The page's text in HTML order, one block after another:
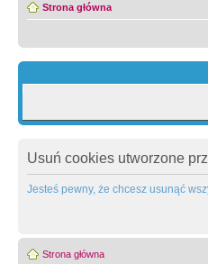
Strona główna
Usuń cookies utworzone
Jesteś pewny, że chcesz usunąć
Strona główna